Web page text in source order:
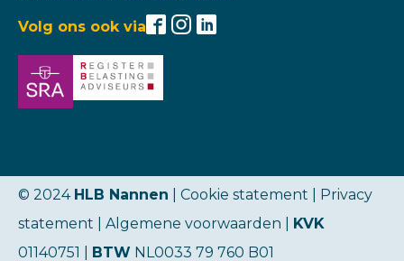
Volg ons ook via
© 2024 HLB Nannen | Cookie statement | Privacy
statement
Algemene voorwaarden
KVK
01140751 | BTW NL0033 79 760 B01